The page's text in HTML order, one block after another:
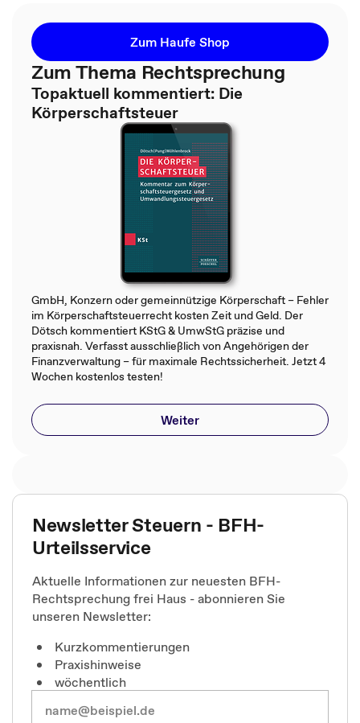
Zum Haufe Shop
Zum Thema Rechtsprechung
Topaktuell kommentiert: Die
Körperschaftsteuer
GmbH, Konzern oder gemeinnützige Körperschaft – Fehler
im Körperschaftsteuerrecht kosten Zeit und Geld. Der
Dötsch kommentiert KStG & UmwStG präzise und
praxisnah. Verfasst ausschließlich von Angehörigen der
Finanzverwaltung – für maximale Rechtssicherheit. Jetzt 4
Wochen kostenlos testen!
Weiter
Newsletter Steuern - BFH-
Urteilsservice
Aktuelle Informationen zur neuesten BFH-
Rechtsprechung frei Haus - abonnieren Sie
unseren Newsletter:
Kurzkommentierungen
Praxishinweise
wöchentlich